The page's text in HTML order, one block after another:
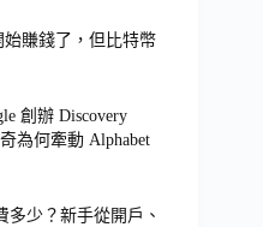
賺錢了，但比特幣
創辦 Discovery
為何牽動 Alphabet
多少？新手從開戶、